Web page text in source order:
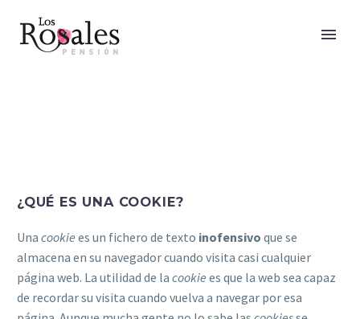
¿QUÉ ES UNA COOKIE?
Una cookie es un fichero de texto inofensivo que se
almacena en su navegador cuando visita casi cualquier
página web. La utilidad de la cookie es que la web sea capaz
de recordar su visita cuando vuelva a navegar por esa